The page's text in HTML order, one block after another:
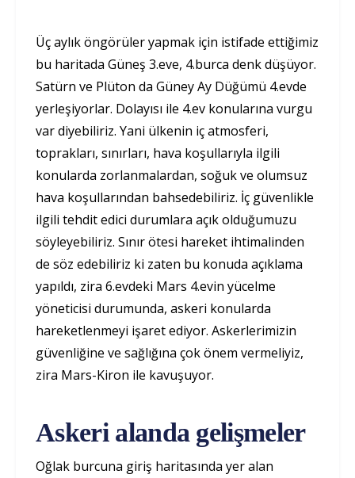
Üç aylık öngörüler yapmak için istifade ettiğimiz
bu haritada Güneş 3.eve, 4.burca denk düşüyor.
Satürn ve Plüton da Güney Ay Düğümü 4.evde
yerleşiyorlar. Dolayısı ile 4.ev konularına vurgu
var diyebiliriz. Yani ülkenin iç atmosferi,
toprakları, sınırları, hava koşullarıyla ilgili
konularda zorlanmalardan, soğuk ve olumsuz
hava koşullarından bahsedebiliriz. İç güvenlikle
ilgili tehdit edici durumlara açık olduğumuzu
söyleyebiliriz. Sınır ötesi hareket ihtimalinden
de söz edebiliriz ki zaten bu konuda açıklama
yapıldı, zira 6.evdeki Mars 4.evin yücelme
yöneticisi durumunda, askeri konularda
hareketlenmeyi işaret ediyor. Askerlerimizin
güvenliğine ve sağlığına çok önem vermeliyiz,
zira Mars-Kiron ile kavuşuyor.
Askeri alanda gelişmeler
Oğlak burcuna giriş haritasında yer alan